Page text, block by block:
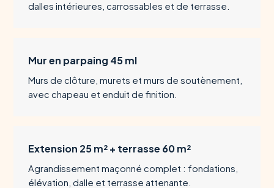
dalles intérieures, carrossables et de terrasse.
Mur en parpaing 45 ml
Murs de clôture, murets et murs de soutènement,
avec chapeau et enduit de finition.
Extension 25 m² + terrasse 60 m²
Agrandissement maçonné complet : fondations,
élévation, dalle et terrasse attenante.